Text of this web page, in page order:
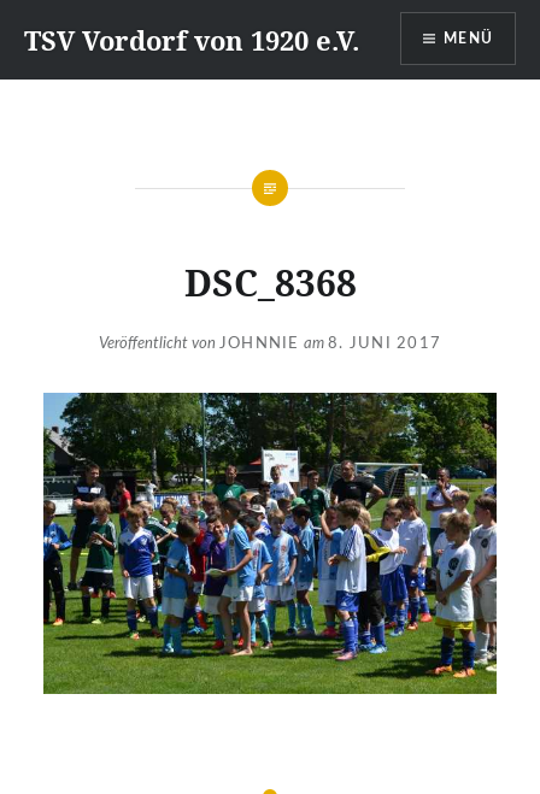
zumTSV Vordorf von 1920 e.V. MENÜ
DSC_8368
Veröffentlicht von JOHNNIE am 8. JUNI 2017